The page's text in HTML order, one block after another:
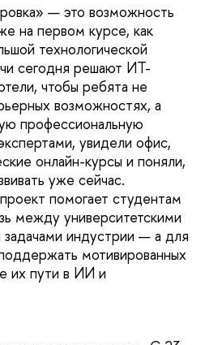
— это возможность
на первом курсе, как
технологической
сегодня решают ИТ-
чтобы ребята не
возможностях, а
профессиональную
увидели офис,
онлайн-курсы и поняли,
уже сейчас.
помогает студентам
между университетскими
индустрии — а для
мотивированных
их пути в ИИ и